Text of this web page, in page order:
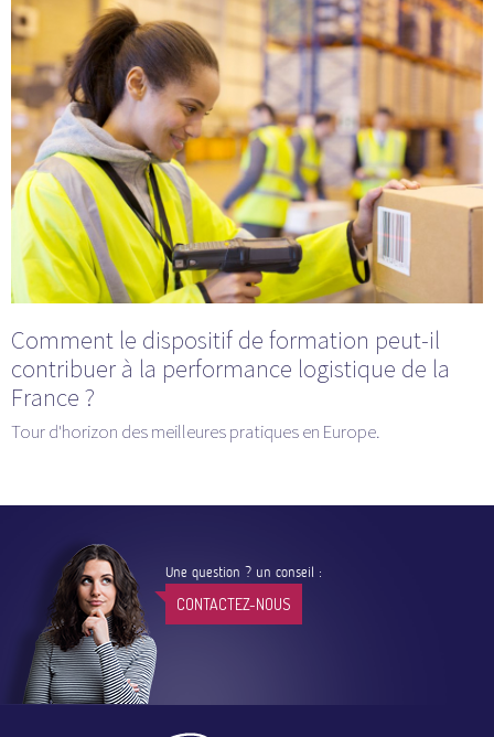
Comment le dispositif de formation peut-il
contribuer à la performance logistique de la
France ?
Tour d'horizon des meilleures pratiques en Europe.
Une question ? un conseil :
CONTACTEZ-NOUS